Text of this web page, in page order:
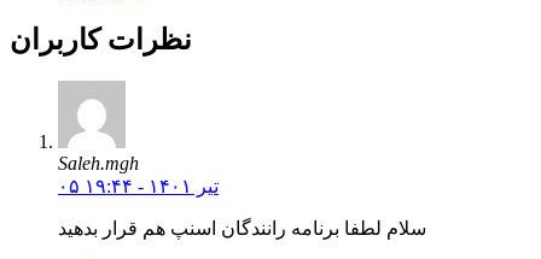
نظرات کاربران
Saleh.mgh
۰۵ تیر ۱۴۰۱ - ۱۹:۴۴
سلام لطفا برنامه رانندگان اسنپ هم قرار بدهید